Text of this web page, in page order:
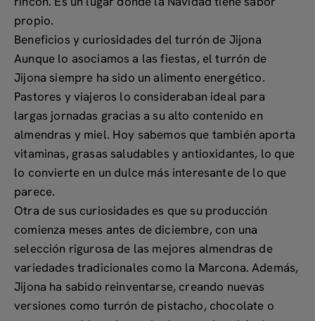
propio.
Beneficios y curiosidades del turrón de Jijona
Aunque lo asociamos a las fiestas, el turrón de
Jijona siempre ha sido un alimento energético.
Pastores y viajeros lo consideraban ideal para
largas jornadas gracias a su alto contenido en
almendras y miel. Hoy sabemos que también aporta
vitaminas, grasas saludables y antioxidantes, lo que
lo convierte en un dulce más interesante de lo que
parece.
Otra de sus curiosidades es que su producción
comienza meses antes de diciembre, con una
selección rigurosa de las mejores almendras de
variedades tradicionales como la Marcona. Además,
Jijona ha sabido reinventarse, creando nuevas
versiones como turrón de pistacho, chocolate o